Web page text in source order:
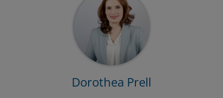
Dorothea Prell